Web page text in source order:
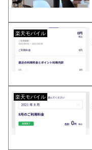
楽天モバイル
楽天モバイル